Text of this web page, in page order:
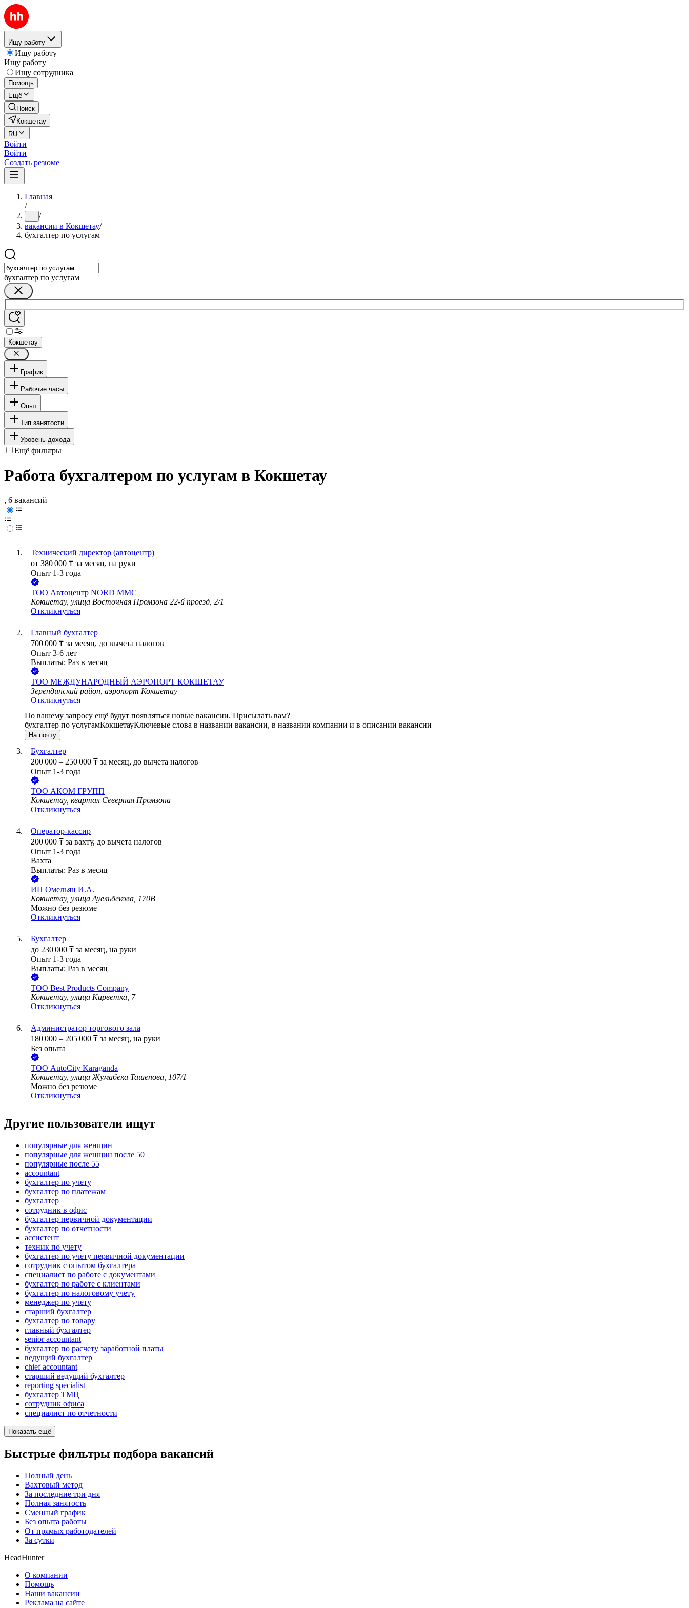
Ищу работу
Ищу работу
Ищу работу
Ищу сотрудника
Помощь
Ещё
Поиск
Кокшетау
RU
Войти
Войти
Создать резюме
Главная
/
... /
вакансии в Кокшетау/
бухгалтер по услугам
бухгалтер по услугам
Кокшетау
График
Рабочие часы
Опыт
Тип занятости
Уровень дохода
Ещё фильтры
Работа бухгалтером по услугам в Кокшетау
, 6 вакансий
Технический директор (автоцентр)
от 380 000 ₸ за месяц, на руки
Опыт 1-3 года
ТОО Автоцентр NORD MMC
Кокшетау, улица Восточная Промзона 22-й проезд, 2/1
Откликнуться
Главный бухгалтер
700 000 ₸ за месяц, до вычета налогов
Опыт 3-6 лет
Выплаты: Раз в месяц
ТОО МЕЖДУНАРОДНЫЙ АЭРОПОРТ КОКШЕТАУ
Зерендинский район, аэропорт Кокшетау
Откликнуться
По вашему запросу ещё будут появляться новые вакансии. Присылать вам?
бухгалтер по услугамКокшетауКлючевые слова в названии вакансии, в названии компании и в описании вакансии
На почту
Бухгалтер
200 000 – 250 000 ₸ за месяц, до вычета налогов
Опыт 1-3 года
ТОО АКОМ ГРУПП
Кокшетау, квартал Северная Промзона
Откликнуться
Оператор-кассир
200 000 ₸ за вахту, до вычета налогов
Опыт 1-3 года
Вахта
Выплаты: Раз в месяц
ИП Омельян И.А.
Кокшетау, улица Ауельбекова, 170В
Можно без резюме
Откликнуться
Бухгалтер
до 230 000 ₸ за месяц, на руки
Опыт 1-3 года
Выплаты: Раз в месяц
ТОО Best Products Company
Кокшетау, улица Кирветка, 7
Откликнуться
Администратор торгового зала
180 000 – 205 000 ₸ за месяц, на руки
Без опыта
ТОО AutoCity Karaganda
Кокшетау, улица Жумабека Ташенова, 107/1
Можно без резюме
Откликнуться
Другие пользователи ищут
популярные для женщин
популярные для женщин после 50
популярные после 55
accountant
бухгалтер по учету
бухгалтер по платежам
бухгалтер
сотрудник в офис
бухгалтер первичной документации
бухгалтер по отчетности
ассистент
техник по учету
бухгалтер по учету первичной документации
сотрудник с опытом бухгалтера
специалист по работе с документами
бухгалтер по работе с клиентами
бухгалтер по налоговому учету
менеджер по учету
старший бухгалтер
бухгалтер по товару
главный бухгалтер
senior accountant
бухгалтер по расчету заработной платы
ведущий бухгалтер
chief accountant
старший ведущий бухгалтер
reporting specialist
бухгалтер ТМЦ
сотрудник офиса
специалист по отчетности
Показать ещё
Быстрые фильтры подбора вакансий
Полный день
Вахтовый метод
За последние три дня
Полная занятость
Сменный график
Без опыта работы
От прямых работодателей
За сутки
HeadHunter
О компании
Помощь
Наши вакансии
Реклама на сайте